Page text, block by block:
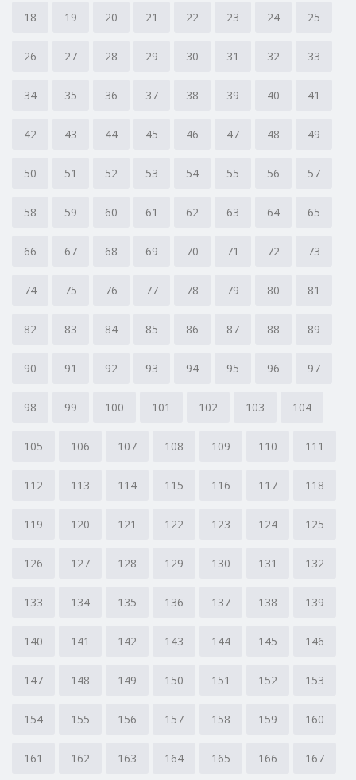
18 19 20 21 22 23 24 25
26 27 28 29 30 31 32 33
34 35 36 37 38 39 40 41
42 43 44 45 46 47 48 49
50 51 52 53 54 55 56 57
58 59 60 61 62 63 64 65
66 67 68 69 70 71 72 73
74 75 76 77 78 79 80 81
82 83 84 85 86 87 88 89
90 91 92 93 94 95 96 97
98 99 100 101 102 103 104
105 106 107 108 109 110 111
112 113 114 115 116 117 118
119 120 121 122 123 124 125
126 127 128 129 130 131 132
133 134 135 136 137 138 139
140 141 142 143 144 145 146
147 148 149 150 151 152 153
154 155 156 157 158 159 160
161 162 163 164 165 166 167